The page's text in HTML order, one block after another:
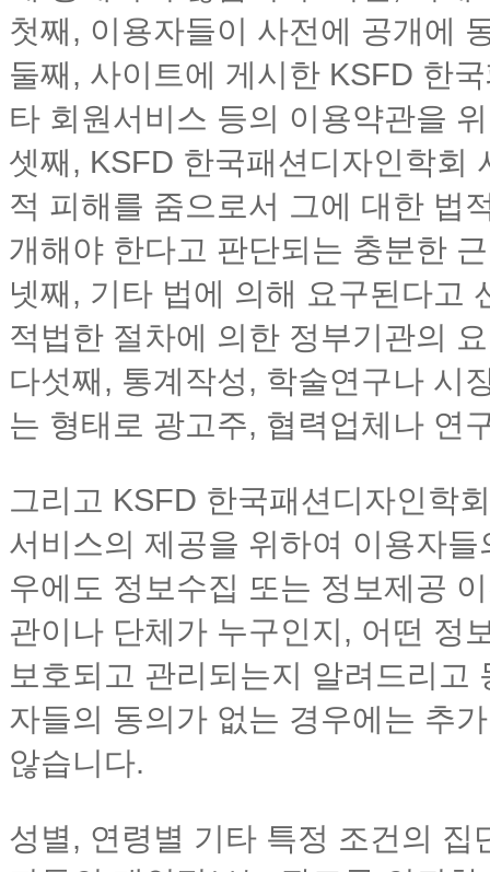
첫째, 이용자들이 사전에 공개에
둘째, 사이트에 게시한 KSFD 한
타 회원서비스 등의 이용약관을
셋째, KSFD 한국패션디자인학회
적 피해를 줌으로서 그에 대한 법
개해야 한다고 판단되는 충분한
넷째, 기타 법에 의해 요구된다고
적법한 절차에 의한 정부기관의
다섯째, 통계작성, 학술연구나 시
는 형태로 광고주, 협력업체나 연
그리고 KSFD 한국패션디자인학
서비스의 제공을 위하여 이용자
우에도 정보수집 또는 정보제공
관이나 단체가 누구인지, 어떤 정
보호되고 관리되는지 알려드리
자들의 동의가 없는 경우에는 추
않습니다.
성별, 연령별 기타 특정 조건의